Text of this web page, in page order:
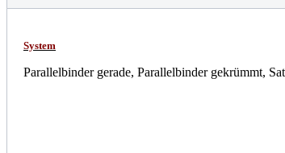
System
Parallelbinder gerade, Parallelbinder gekrümmt,